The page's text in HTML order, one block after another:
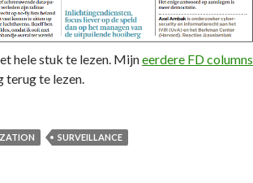
hele stuk te lezen. Mijneerdere FD columns
terug te lezen.
SURVEILLANCE